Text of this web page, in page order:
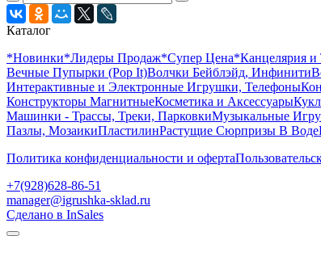
Каталог
*Новинки*Лидеры Продаж*Супер Цена*Канцелярия и
Вечные Пупырки (Pop It)Волчки Бейблэйд, Инфинити
Интерактивные и Электронные Игрушки, Телефоны
Конструкторы МагнитныеКосметика и Аксессуары
Машинки - Трассы, Треки, ПарковкиМузыкальные
Пазлы, МозаикиПластилинРастущие Сюрпризы В Воде
Политика конфиденциальности и оферта
+7(928)628-86-51
manager@igrushka-sklad.ru
Сделано в InSales